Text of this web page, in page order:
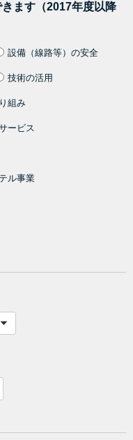
ます（2017年度以降
設備（線路等）の安全
技術の活用
組み
ービス
ル事業